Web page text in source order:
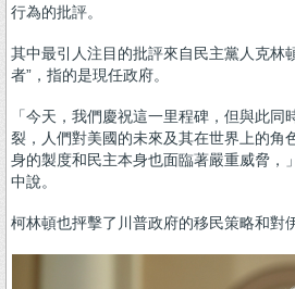
行為的批評。
其中最引人注目的批評來自民主黨人克林
者”，指的是現任政府。
「今天，我們慶祝這一里程碑，但與此
裂，人們對美國的未來及其在世界上的角
身的製度和民主本身也面臨著嚴重威脅，
中說。
柯林頓也抨擊了川普政府的移民策略和對